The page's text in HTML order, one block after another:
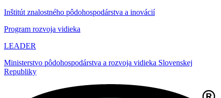
Inštitút znalostného pôdohospodárstva a inovácií
Program rozvoja vidieka
LEADER
Ministerstvo pôdohospodárstva a rozvoja vidieka Slovenskej
Republiky